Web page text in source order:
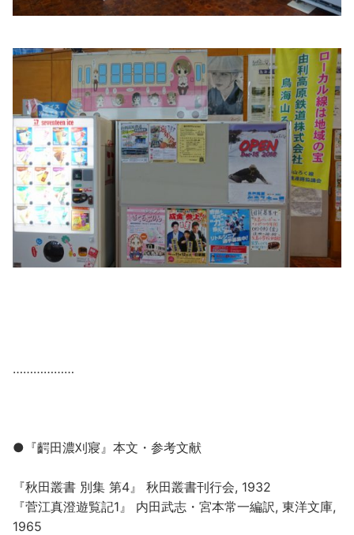
………………
●『齶田濃刈寢』本文・参考文献
『秋田叢書 別集 第4』 秋田叢書刊行会, 1932
『菅江真澄遊覧記1』 内田武志・宮本常一編訳, 東洋文庫,
1965